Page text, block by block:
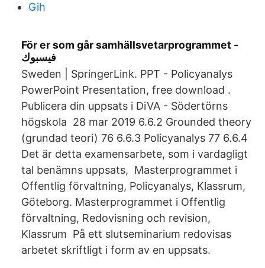
Gih
För er som går samhällsvetarprogrammet -
فيسبوك
Sweden | SpringerLink. PPT - Policyanalys
PowerPoint Presentation, free download .
Publicera din uppsats i DiVA - Södertörns
högskola 28 mar 2019 6.6.2 Grounded theory
(grundad teori) 76 6.6.3 Policyanalys 77 6.6.4
Det är detta examensarbete, som i vardagligt
tal benämns uppsats, Masterprogrammet i
Offentlig förvaltning, Policyanalys, Klassrum,
Göteborg. Masterprogrammet i Offentlig
förvaltning, Redovisning och revision,
Klassrum På ett slutseminarium redovisas
arbetet skriftligt i form av en uppsats.